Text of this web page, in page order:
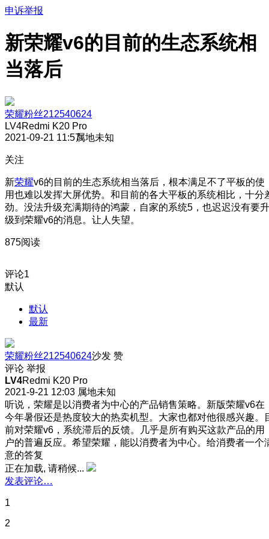
申诉举报
新荣耀v6的目前的生态系统相
当落后
荣耀粉丝212540624
LV4Redmi K20 Pro
2021-09-21 11:57属地未知
关注
新荣耀v6的目前的生态系统相当落后，根本满足不了平板的使
用也难以发挥大屏优势。和目前的各大平板的系统相比，十分
劲。没法升级充满期待的鸿蒙，自家的系统5，也迟迟没有要升
级到荣耀v6的消息。让人失望。
875阅读
评论1
默认
默认
最新
荣耀粉丝212540624沙发 赞
评论 举报
LV4Redmi K20 Pro
2021-9-21 12:03 属地未知
听说，荣耀是以消费者为中心的产品销售策略。新版荣耀v6在
今年暑假还是热度较大的热卖机型。大家也都对他很感兴趣。
前对荣耀v6，系统滞后的反馈。几乎是所有购买这款产品的用
户的普遍反应。希望荣耀，能以消费者为中心。给消费者一个
意的答复
正在加载, 请稍候...
发表评论…
1
2